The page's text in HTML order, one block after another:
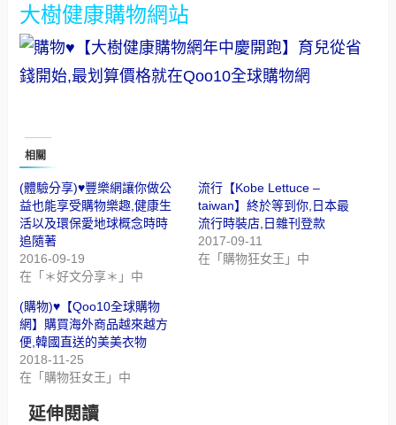
大樹健康購物網站
相關
(體驗分享)♥豐樂網讓你做公
益也能享受購物樂趣,健康生
活以及環保愛地球概念時時
追隨著
2016-09-19
在「＊好文分享＊」中
流行【Kobe Lettuce –
taiwan】終於等到你,日本最
流行時裝店,日雜刊登款
2017-09-11
在「購物狂女王」中
(購物)♥【Qoo10全球購物
網】購買海外商品越來越方
便,韓國直送的美美衣物
2018-11-25
在「購物狂女王」中
延伸閱讀